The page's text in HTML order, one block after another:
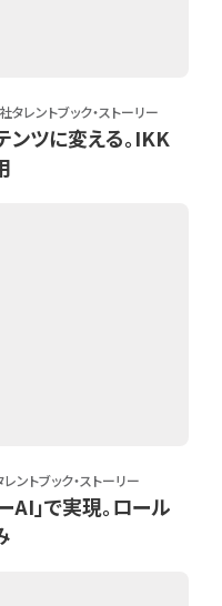
タレントブック・ストーリー
ツに変える。IKK
レントブック・ストーリー
AI」で実現。ロール